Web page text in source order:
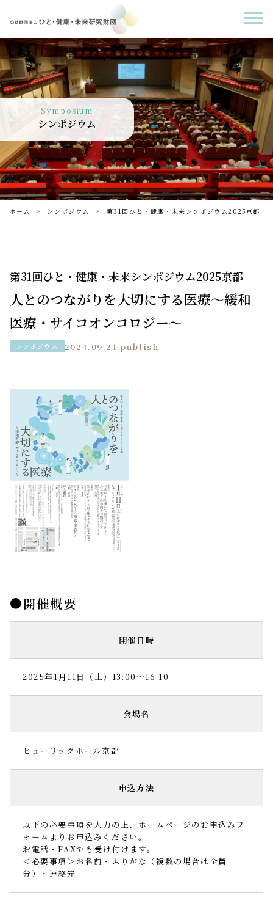
Symposium
シンポジウム
ホーム シンポジウム 第31回ひと・健康・未来シンポジウム2025京都
第31回ひと・健康・未来シンポジウム2025京都
人とのつながりを大切にする医療〜緩和
医療・サイコオンコロジー～
シンポジウム 2024.09.21 publish
開催概要
開催日時
2025年1月11日（土）13:00〜16:10
会場名
ヒューリックホール京都
申込方法
以下の必要事項を入力の上、ホームページのお申込みフ
ォームよりお申込みください。
お電話・FAXでも受け付けます。
＜必要事項＞お名前・ふりがな（複数の場合は全員
分）・連絡先